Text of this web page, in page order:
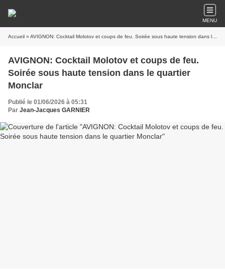
MENU
Accueil » AVIGNON: Cocktail Molotov et coups de feu. Soirée sous haute tension dans le quartier Monclar
AVIGNON: Cocktail Molotov et coups de feu.
Soirée sous haute tension dans le quartier
Monclar
Publié le 01/06/2026 à 05:31
Par Jean-Jacques GARNIER